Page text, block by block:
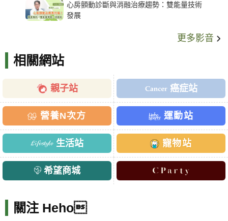
心房顫動診斷與消融治療趨勢：雙能量技術
發展
更多影音
相關網站
親子站 癌症站
營養N次方 運動站
生活站 寵物站
希望商城
關注 Heho